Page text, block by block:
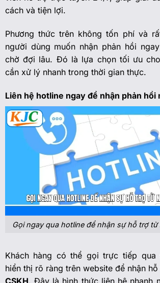
cách và tiện lợi.
Phương thức trên không tốn phí và
người dùng muốn nhận phản hồi
chờ đợi lâu. Đó là lựa chọn tối ưu
cần xử lý nhanh trong thời gian thực.
Liên hệ hotline ngay để nhận phản hồi
Gọi ngay qua hotline để nhận sự hỗ trợ từ
Khách hàng có thể gọi trực tiếp qua
hiển thị rõ ràng trên website để nhận